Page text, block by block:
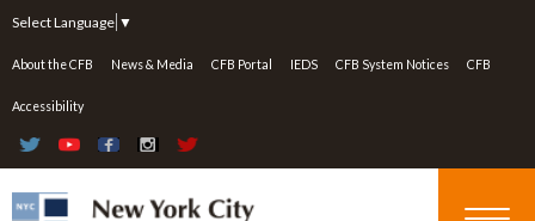
Select Language ▼
About the CFB News & Media CFB Portal IEDS CFB System Notices CFB
Accessibility